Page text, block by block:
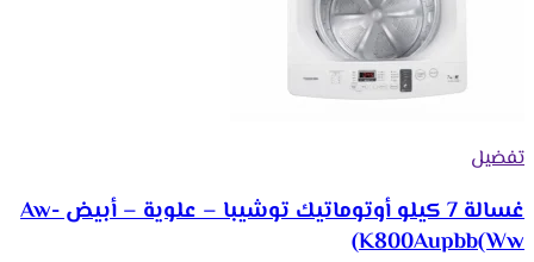
تفضيل
غسالة 7 كيلو أوتوماتيك توشيبا – علوية – أبيض Aw-
K800Aupbb(Ww)